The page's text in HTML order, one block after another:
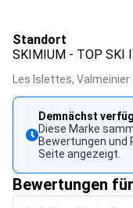
Standort
SKIMIUM - TOP SKI
Les Islettes, Valmeinier
Demnächst
Diese Marke
Bewertungen und
Seite angezeigt.
Bewertungen